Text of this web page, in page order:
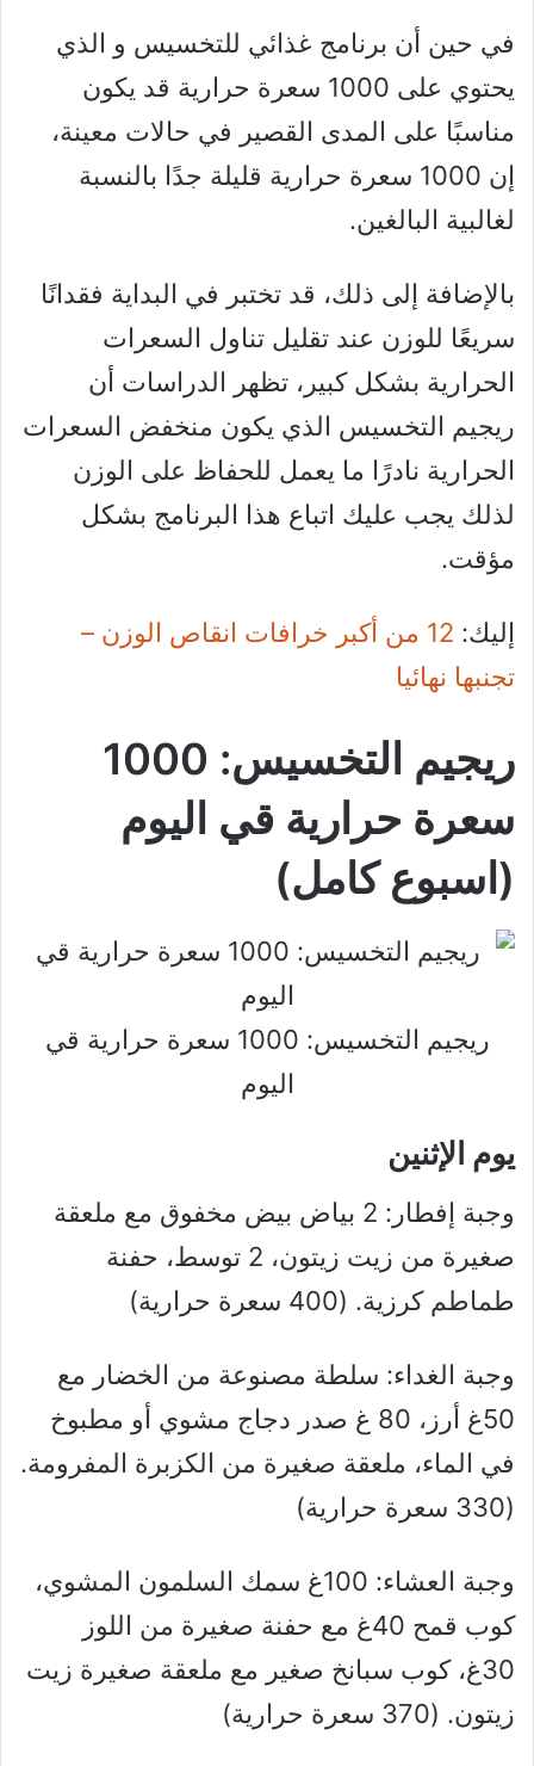
في حين أن برنامج غذائي للتخسيس و الذي
يحتوي على 1000 سعرة حرارية قد يكون
مناسبًا على المدى القصير في حالات معينة،
إن 1000 سعرة حرارية قليلة جدًا بالنسبة
لغالبية البالغين.
بالإضافة إلى ذلك، قد تختبر في البداية فقدانًا
سريعًا للوزن عند تقليل تناول السعرات
الحرارية بشكل كبير، تظهر الدراسات أن
ريجيم التخسيس الذي يكون منخفض السعرات
الحرارية نادرًا ما يعمل للحفاظ على الوزن
لذلك يجب عليك اتباع هذا البرنامج بشكل
مؤقت.
إليك:
12 من أكبر خرافات انقاص الوزن –
تجنبها نهائيا
ريجيم التخسيس: 1000
سعرة حرارية قي اليوم
(اسبوع كامل)
ريجيم التخسيس: 1000 سعرة حرارية قي
اليوم
يوم الإثنين
وجبة إفطار: 2 بياض بيض مخفوق مع ملعقة
صغيرة من زيت زيتون، 2 توسط، حفنة
طماطم كرزية. (400 سعرة حرارية)
وجبة الغداء: سلطة مصنوعة من الخضار مع
50غ أرز، 80 غ صدر دجاج مشوي أو مطبوخ
في الماء، ملعقة صغيرة من الكزبرة المفرومة.
(330 سعرة حرارية)
وجبة العشاء: 100غ سمك السلمون المشوي،
كوب قمح 40غ مع حفنة صغيرة من اللوز
30غ، كوب سبانخ صغير مع ملعقة صغيرة زيت
زيتون. (370 سعرة حرارية)